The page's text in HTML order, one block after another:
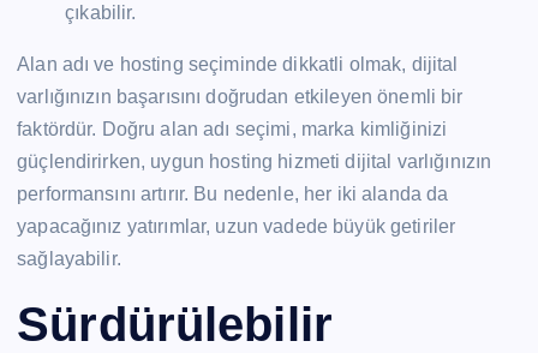
çıkabilir.
Alan adı ve hosting seçiminde dikkatli olmak, dijital
varlığınızın başarısını doğrudan etkileyen önemli bir
faktördür. Doğru alan adı seçimi, marka kimliğinizi
güçlendirirken, uygun hosting hizmeti dijital varlığınızın
performansını artırır. Bu nedenle, her iki alanda da
yapacağınız yatırımlar, uzun vadede büyük getiriler
sağlayabilir.
Sürdürülebilir